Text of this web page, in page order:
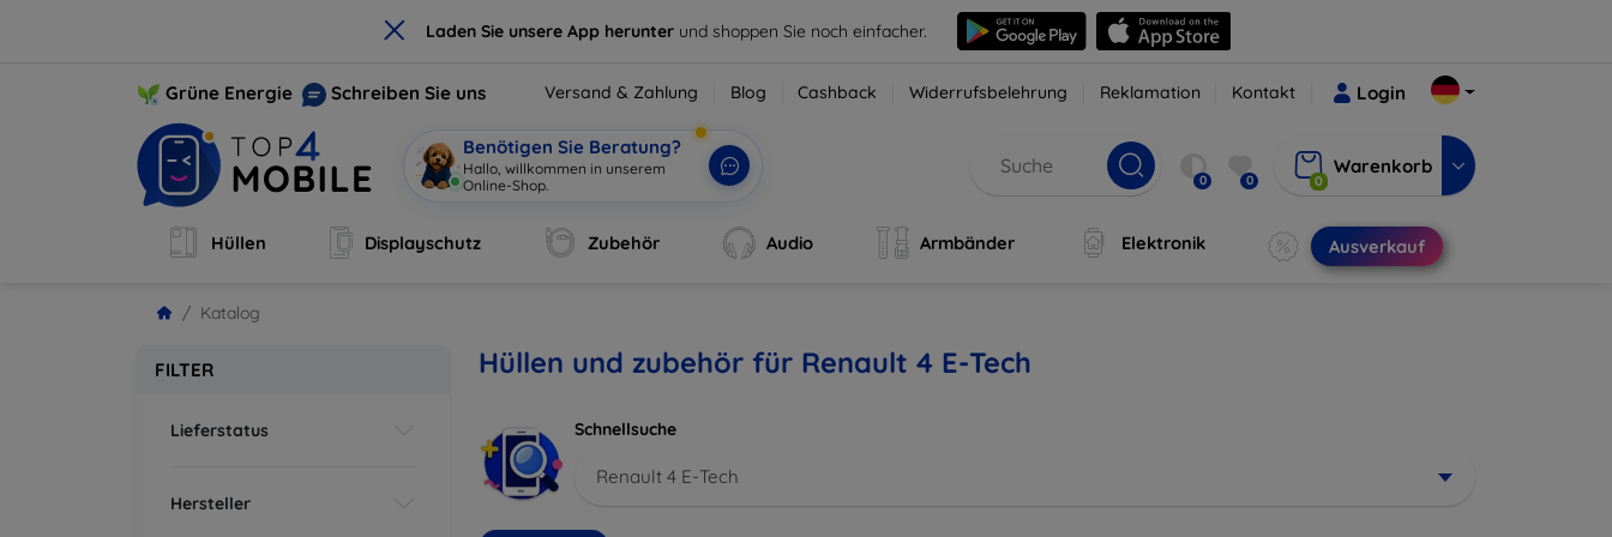
× Laden Sie unsere App herunter und shoppen Sie noch einfacher.
Grüne Energie Schreiben Sie uns Versand & Zahlung Blog Cashback Widerrufsbelehrung Reklamation Kontakt Login
Benötigen Sie Beratung?
Hallo, willkommen in unserem
Online-Shop.
0 0 0
Warenkorb
Hüllen Displayschutz Zubehör Audio Armbänder Elektronik Ausverkauf
Katalog
FILTER
Lieferstatus
Hersteller
Hüllen und zubehör für Renault 4 E-Tech
Schnellsuche
Renault 4 E-Tech